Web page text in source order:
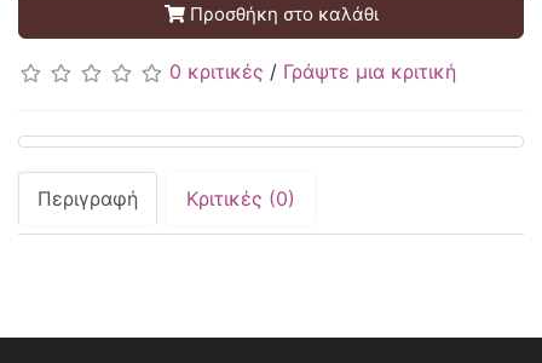
Προσθήκη στο καλάθι
0 κριτικές / Γράψτε μια κριτική
Περιγραφή Κριτικές (0)